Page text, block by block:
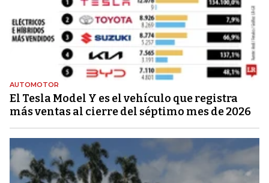
AUTOMOTOR
El Tesla Model Y es el vehículo que registra
más ventas al cierre del séptimo mes de 2026